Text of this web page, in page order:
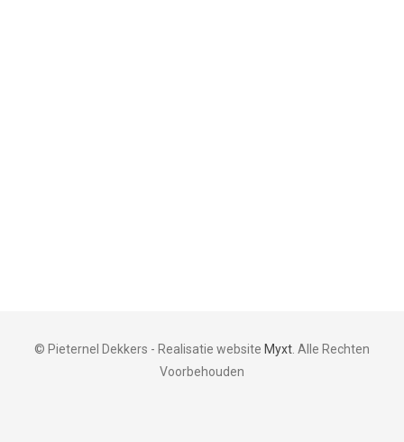
© Pieternel Dekkers - Realisatie website Myxt . Alle Rechten
Voorbehouden